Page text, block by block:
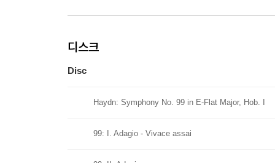
디스크
Disc
Haydn: Symphony No. 99 in E-Flat Major, Hob. I
99: I. Adagio - Vivace assai